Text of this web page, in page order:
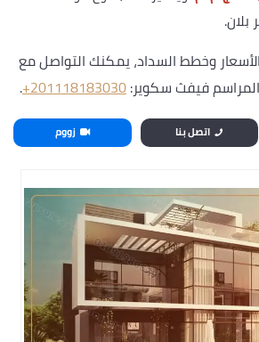
وخطط السداد، يمكنك التواصل مع
فيفث سكوير:‎+201118183030
.
اتصل بنا زووم